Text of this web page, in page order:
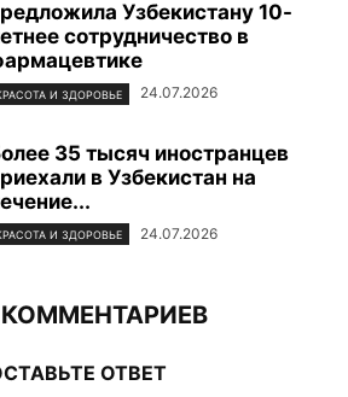
Узбекистану 10-
сотрудничество в
И ЗДОРОВЬЕ 24.07.2026
35 тысяч иностранцев
в Узбекистан на
И ЗДОРОВЬЕ 24.07.2026
КОММЕНТАРИЕВ
ОТВЕТ